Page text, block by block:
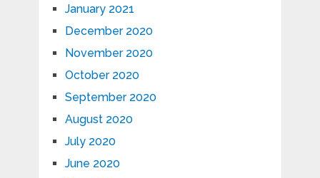
January 2021
December 2020
November 2020
October 2020
September 2020
August 2020
July 2020
June 2020